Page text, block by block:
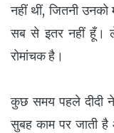
नहीं थीं, जितनी उनको
सब से इतर नहीं हूँ।
रोमांचक है।
कुछ समय पहले दीदी
सुबह काम पर जाती